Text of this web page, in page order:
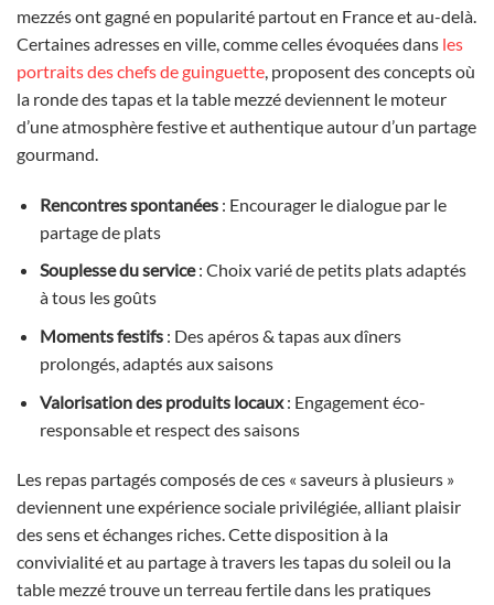
mezzés ont gagné en popularité partout en France et au-delà.
Certaines adresses en ville, comme celles évoquées dans les
portraits des chefs de guinguette, proposent des concepts où
la ronde des tapas et la table mezzé deviennent le moteur
d’une atmosphère festive et authentique autour d’un partage
gourmand.
Rencontres spontanées: Encourager le dialogue par le
partage de plats
Souplesse du service: Choix varié de petits plats adaptés
à tous les goûts
Moments festifs: Des apéros & tapas aux dîners
prolongés, adaptés aux saisons
Valorisation des produits locaux: Engagement éco-
responsable et respect des saisons
Les repas partagés composés de ces « saveurs à plusieurs »
deviennent une expérience sociale privilégiée, alliant plaisir
des sens et échanges riches. Cette disposition à la
convivialité et au partage à travers les tapas du soleil ou la
table mezzé trouve un terreau fertile dans les pratiques